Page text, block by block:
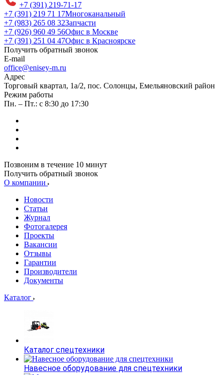
+7 (391) 219-71-17
+7 (391) 219 71 17Многоканальный
+7 (983) 265 08 32Запчасти
+7 (926) 960 49 56Офис в Москве
+7 (391) 251 04 47Офис в Красноярске
Получить обратный звонок
E-mail
office@enisey-m.ru
Адрес
​Торговый квартал, 1а/2, пос. Солонцы, Емельяновский район
Режим работы
Пн. – Пт.: с 8:30 до 17:30
Позвоним в течение 10 минут
Получить обратный звонок
О компании
Новости
Статьи
Журнал
Фотогалерея
Проекты
Вакансии
Отзывы
Гарантии
Производители
Документы
Каталог
Каталог спецтехники
Навесное оборудование для спецтехники